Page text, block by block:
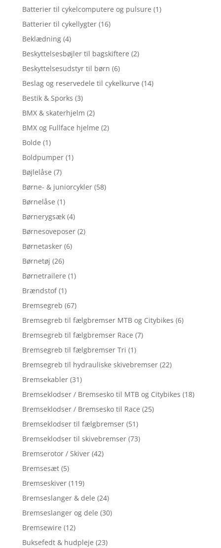
Batterier til cykelcomputere og pulsure (1)
Batterier til cykellygter (16)
Beklædning (4)
Beskyttelsesbøjler til bagskiftere (2)
Beskyttelsesudstyr til børn (6)
Beslag og reservedele til cykelkurve (14)
Bestik & Sporks (3)
BMX & skaterhjelm (2)
BMX og Fullface hjelme (2)
Bolde (1)
Boldpumper (1)
Bøjlelåse (7)
Børne- & juniorcykler (58)
Børnelåse (1)
Børnerygsæk (4)
Børnesoveposer (2)
Børnetasker (6)
Børnetøj (26)
Børnetrailere (1)
Brændstof (1)
Bremsegreb (67)
Bremsegreb til fælgbremser MTB og Citybikes (6)
Bremsegreb til fælgbremser Race (7)
Bremsegreb til fælgbremser Tri (1)
Bremsegreb til hydrauliske skivebremser (22)
Bremsekabler (31)
Bremseklodser / Bremsesko til MTB og Citybikes (18)
Bremseklodser / Bremsesko til Race (25)
Bremseklodser til fælgbremser (51)
Bremseklodser til skivebremser (73)
Bremserotor / Skiver (42)
Bremsesæt (5)
Bremseskiver (119)
Bremseslanger & dele (24)
Bremseslanger og dele (30)
Bremsewire (12)
Buksefedt & hudpleje (23)